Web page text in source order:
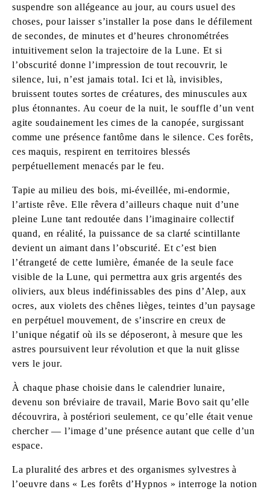
suspendre son allégeance au jour, au cours usuel des
choses, pour laisser s’installer la pose dans le défilement
de secondes, de minutes et d’heures chronométrées
intuitivement selon la trajectoire de la Lune. Et si
l’obscurité donne l’impression de tout recouvrir, le
silence, lui, n’est jamais total. Ici et là, invisibles,
bruissent toutes sortes de créatures, des minuscules aux
plus étonnantes. Au coeur de la nuit, le souffle d’un vent
agite soudainement les cimes de la canopée, surgissant
comme une présence fantôme dans le silence. Ces forêts,
ces maquis, respirent en territoires blessés
perpétuellement menacés par le feu.
Tapie au milieu des bois, mi-éveillée, mi-endormie,
l’artiste rêve. Elle rêvera d’ailleurs chaque nuit d’une
pleine Lune tant redoutée dans l’imaginaire collectif
quand, en réalité, la puissance de sa clarté scintillante
devient un aimant dans l’obscurité. Et c’est bien
l’étrangeté de cette lumière, émanée de la seule face
visible de la Lune, qui permettra aux gris argentés des
oliviers, aux bleus indéfinissables des pins d’Alep, aux
ocres, aux violets des chênes lièges, teintes d’un paysage
en perpétuel mouvement, de s’inscrire en creux de
l’unique négatif où ils se déposeront, à mesure que les
astres poursuivent leur révolution et que la nuit glisse
vers le jour.
À chaque phase choisie dans le calendrier lunaire,
devenu son bréviaire de travail, Marie Bovo sait qu’elle
découvrira, à postériori seulement, ce qu’elle était venue
chercher — l’image d’une présence autant que celle d’un
espace.
La pluralité des arbres et des organismes sylvestres à
l’oeuvre dans « Les forêts d’Hypnos » interroge la notion